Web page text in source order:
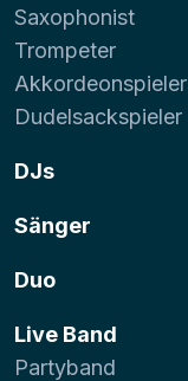
Saxophonist
Trompeter
Akkordeonspieler
Dudelsackspieler
DJs
Sänger
Duo
Live Band
Partyband